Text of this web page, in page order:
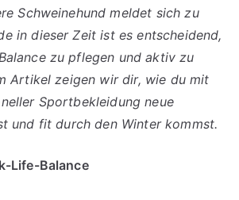
Schweinehund meldet sich zu
in dieser Zeit ist es entscheidend,
zu pflegen und aktiv zu
Artikel zeigen wir dir, wie du mit
Sportbekleidung neue
und fit durch den Winter kommst.
Life-Balance